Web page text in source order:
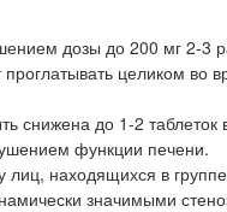
дозы до 200 мг 2-3
целиком во
снижена до 1-2 таблеток
функции печени.
находящихся в
значимыми